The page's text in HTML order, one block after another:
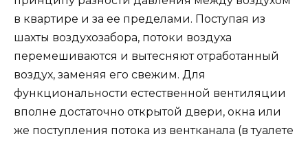
в квартире и за ее пределами. Поступая из
шахты воздухозабора, потоки воздуха
перемешиваются и вытесняют отработанный
воздух, заменяя его свежим. Для
функциональности естественной вентиляции
вполне достаточно открытой двери, окна или
же поступления потока из вентканала (в туалете